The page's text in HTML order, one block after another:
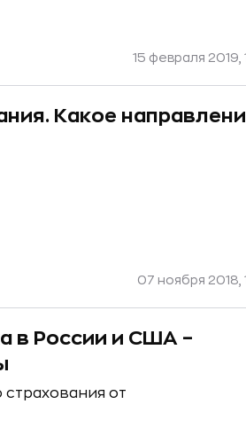
15 февраля 2019,
Какое
07 ноября 2018,
в России и США –
от